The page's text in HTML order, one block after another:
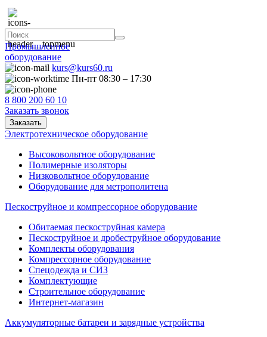
Промышленное
оборудование
kurs@kurs60.ru
Пн-пт 08:30 – 17:30
8 800 200 60 10
Заказать звонок
Заказать
Электротехническое оборудование
Высоковольтное оборудование
Полимерные изоляторы
Низковольтное оборудование
Оборудование для метрополитена
Пескоструйное и компрессорное оборудование
Обитаемая пескоструйная камера
Пескоструйное и дробеструйное оборудование
Комплекты оборудования
Компрессорное оборудование
Спецодежда и СИЗ
Комплектующие
Строительное оборудование
Интернет-магазин
Аккумуляторные батареи и зарядные устройства